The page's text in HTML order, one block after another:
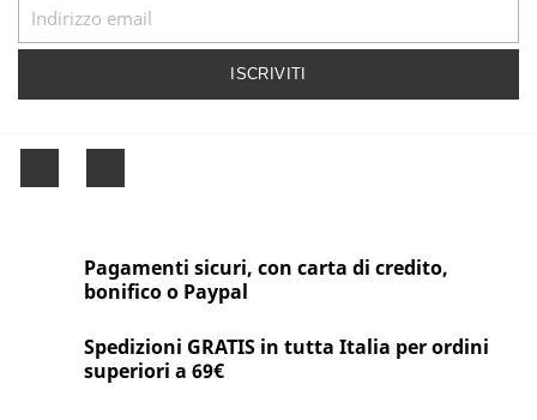
Pagamenti sicuri, con carta di credito,
bonifico o Paypal
Spedizioni GRATIS in tutta Italia per ordini
superiori a 69€